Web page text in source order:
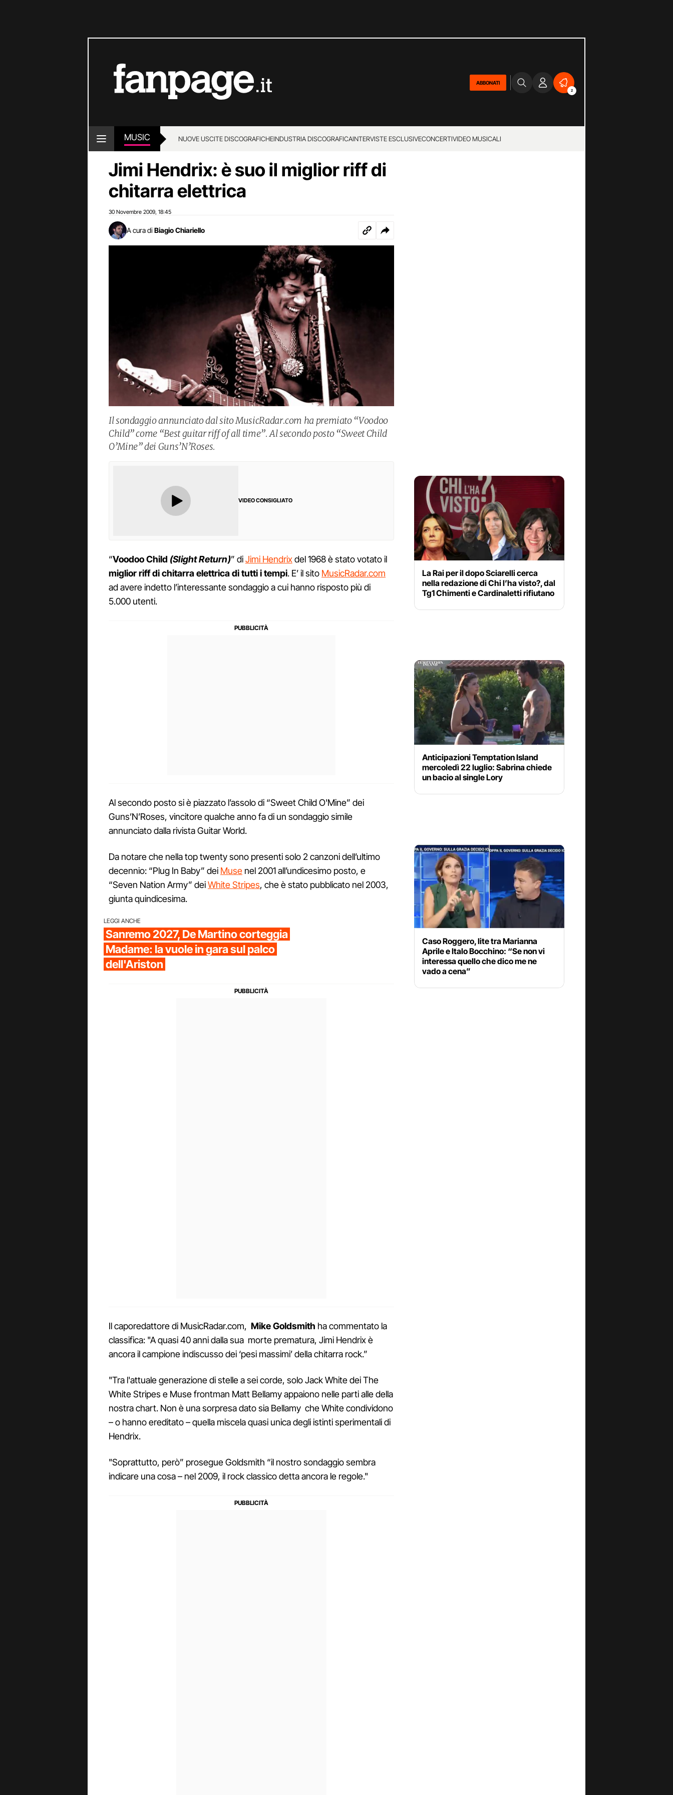
ABBONATI
2
MUSIC NUOVE USCITE DISCOGRAFICHEINDUSTRIA DISCOGRAFICAINTERVISTE ESCLUSIVECONCERTIVIDEO MUSICALI
Jimi Hendrix: è suo il miglior riff di
chitarra elettrica
30 Novembre 2009 18:45
A cura di Biagio Chiariello
Il sondaggio annunciato dal sito MusicRadar.com ha premiato “Voodoo
Child” come “Best guitar riff of all time”. Al secondo posto “Sweet Child
O’Mine” dei Guns’N’Roses.
VIDEO CONSIGLIATO
“Voodoo Child (Slight Return)” diJimi Hendrixdel 1968 è stato votato il
miglior riff di chitarra elettrica di tutti i tempi. E’ il sito MusicRadar.com
ad avere indetto l’interessante sondaggio a cui hanno risposto più di
5.000 utenti.
Al secondo posto si è piazzato l’assolo di “Sweet Child O'Mine” dei
Guns’N’Roses, vincitore qualche anno fa di un sondaggio simile
annunciato dalla rivista Guitar World.
Da notare che nella top twenty sono presenti solo 2 canzoni dell’ultimo
decennio: “Plug In Baby” dei Muse nel 2001 all’undicesimo posto, e
“Seven Nation Army” deiWhite Stripes, che è stato pubblicato nel 2003,
giunta quindicesima.
LEGGI ANCHE
Sanremo 2027, De Martino corteggia
Madame: la vuole in gara sul palco
dell'Ariston
Il caporedattore di MusicRadar.com, Mike Goldsmith ha commentato la
classifica: "A quasi 40 anni dalla sua morte prematura, Jimi Hendrix è
ancora il campione indiscusso dei ‘pesi massimi’ della chitarra rock.”
"Tra l'attuale generazione di stelle a sei corde, solo Jack White dei The
White Stripes e Muse frontman Matt Bellamy appaiono nelle parti alle della
nostra chart. Non è una sorpresa dato sia Bellamy che White condividono
– o hanno ereditato – quella miscela quasi unica degli istinti sperimentali di
Hendrix.
"Soprattutto, però” prosegue Goldsmith “il nostro sondaggio sembra
indicare una cosa – nel 2009, il rock classico detta ancora le regole."
La Rai per il dopo Sciarelli cerca
nella redazione di Chi l’ha visto?, dal
Tg1 Chimenti e Cardinaletti rifiutano
Anticipazioni Temptation Island
mercoledì 22 luglio: Sabrina chiede
un bacio al single Lory
Caso Roggero, lite tra Marianna
Aprile e Italo Bocchino: “Se non vi
interessa quello che dico me ne
vado a cena”